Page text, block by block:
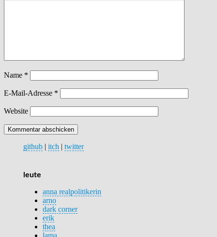
Name *
E-Mail-Adresse *
Website
github | itch | twitter
leute
anna realpolitikerin
arno
dark corner
erik
thea
lama